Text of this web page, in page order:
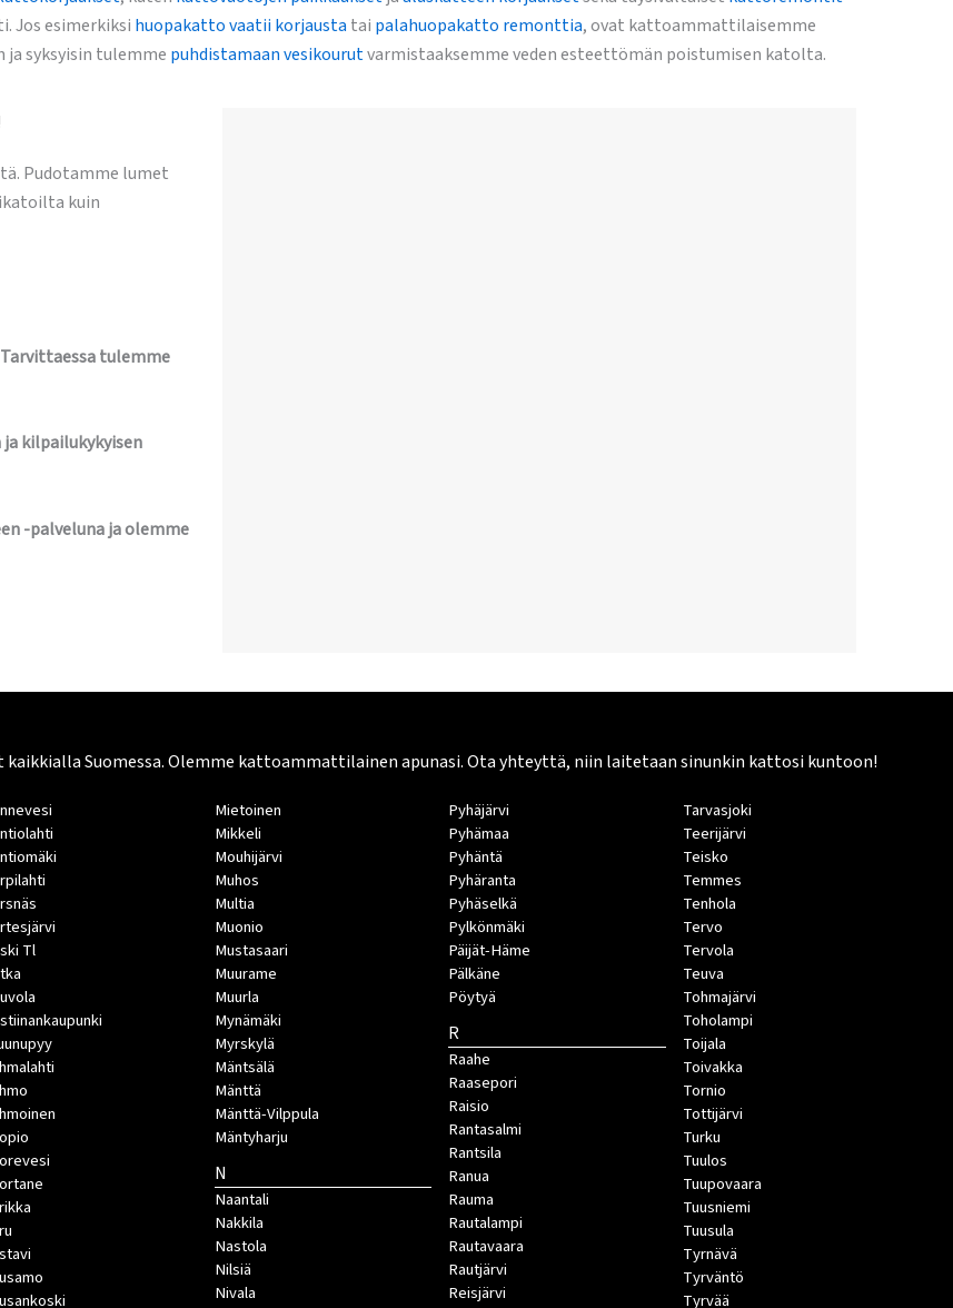
esimerkiksi huopakatto vaatii korjausta tai palahuopakatto remonttia, ovat kattoammattilaisemme
ja syksyisin tulemme puhdistamaan vesikourutvarmistaaksemme veden esteettömän poistumisen katolta.
Pudotamme lumet
kuin
tulemme
kilpailukykyisen
-palveluna ja olemme
Suomessa. Olemme kattoammattilainen apunasi. Ota yhteyttä, niin laitetaan sinunkin kattosi kuntoon!
Tl
Mietoinen
Mikkeli
Mouhijärvi
Muhos
Multia
Muonio
Mustasaari
Muurame
Muurla
Mynämäki
Myrskylä
Mäntsälä
Mänttä
Mänttä-Vilppula
Mäntyharju
N
Naantali
Nakkila
Nastola
Nilsiä
Nivala
Pyhäjärvi
Pyhämaa
Pyhäntä
Pyhäranta
Pyhäselkä
Pylkönmäki
Päijät-Häme
Pälkäne
Pöytyä
R
Raahe
Raasepori
Raisio
Rantasalmi
Rantsila
Ranua
Rauma
Rautalampi
Rautavaara
Rautjärvi
Reisjärvi
Tarvasjoki
Teerijärvi
Teisko
Temmes
Tenhola
Tervo
Tervola
Teuva
Tohmajärvi
Toholampi
Toijala
Toivakka
Tornio
Tottijärvi
Turku
Tuulos
Tuupovaara
Tuusniemi
Tuusula
Tyrnävä
Tyrväntö
Tyrvää